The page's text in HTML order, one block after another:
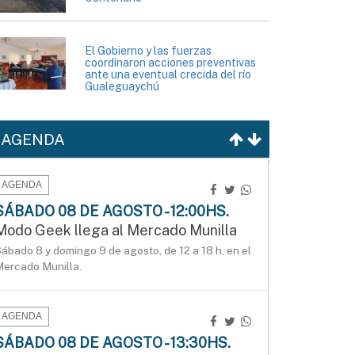
El Gobierno y las fuerzas
coordinaron acciones preventivas
ante una eventual crecida del río
Gualeguaychú
AGENDA
AGENDA
08 DE AGOSTO - 12:00HS.
Geek llega al Mercado Munilla
8 y domingo 9 de agosto, de 12 a 18 h, en el
Munilla.
AGENDA
08 DE AGOSTO - 13:30HS.